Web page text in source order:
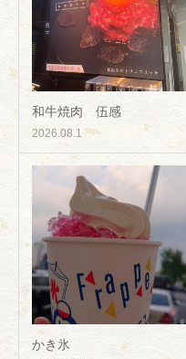
和牛焼肉 伍感
2026.08.1
かき氷